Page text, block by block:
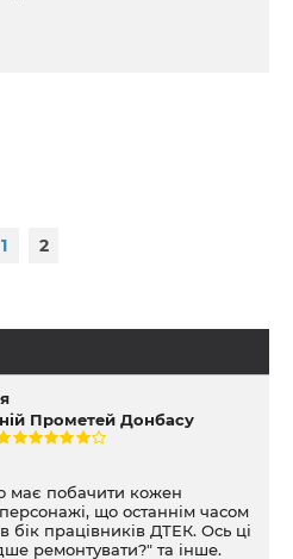
наївності до жорстокої
1 2
Прометей Донбасу
має побачити кожен
що останнім часом
бік працівників ДТЕК. Ось ці
ремонтувати?" та інше.